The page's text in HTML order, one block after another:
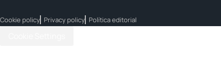
Cookie policy Privacy policy Política editorial